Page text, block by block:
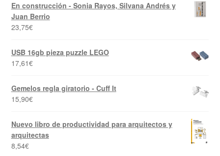
En construcción - Sonia Rayos, Silvana Andrés y
Juan Berrio
23,75€
USB 16gb pieza puzzle LEGO
17,61€
Gemelos regla giratorio - Cuff It
15,90€
Nuevo libro de productividad para arquitectos y
arquitectas
8,54€